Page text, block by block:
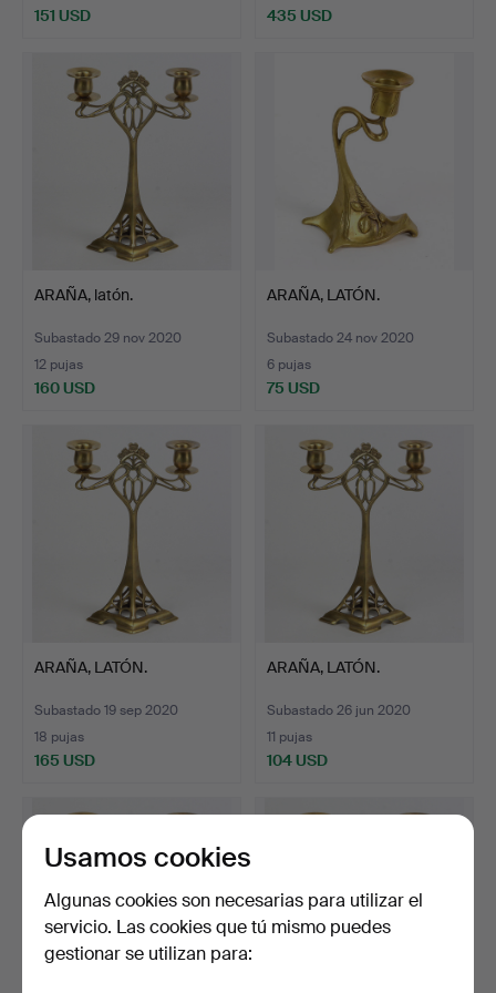
151 USD 435 USD
ARAÑA, latón.
Subastado 29 nov 2020
12 pujas
160 USD
ARAÑA, LATÓN.
Subastado 24 nov 2020
6 pujas
75 USD
ARAÑA, LATÓN.
Subastado 19 sep 2020
18 pujas
165 USD
ARAÑA, LATÓN.
Subastado 26 jun 2020
11 pujas
104 USD
Usamos cookies
Algunas cookies son necesarias para utilizar el
servicio. Las cookies que tú mismo puedes
gestionar se utilizan para: